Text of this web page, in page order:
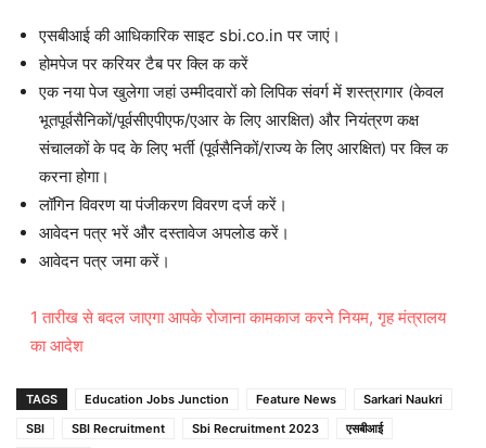
एसबीआई की आधिकारिक साइट sbi.co.in पर जाएं।
होमपेज पर करियर टैब पर क्लि क करें
एक नया पेज खुलेगा जहां उम्मीदवारों को लिपिक संवर्ग में शस्त्रागार (केवल
भूतपूर्वसैनिकों/पूर्वसीएपीएफ/एआर के लिए आरक्षित) और नियंत्रण कक्ष
संचालकों के पद के लिए भर्ती (पूर्वसैनिकों/राज्य के लिए आरक्षित) पर क्लि क
करना होगा।
लॉगिन विवरण या पंजीकरण विवरण दर्ज करें।
आवेदन पत्र भरें और दस्तावेज अपलोड करें।
आवेदन पत्र जमा करें।
1 तारीख से बदल जाएगा आपके रोजाना कामकाज करने नियम, गृह मंत्रालय
का आदेश
TAGS Education Jobs Junction Feature News
Sarkari Naukri
SBI
SBI Recruitment Sbi Recruitment 2023
एसबीआई